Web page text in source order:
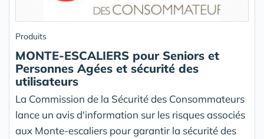
Produits
MONTE-ESCALIERS pour Seniors et
Personnes Agées et sécurité des
utilisateurs
La Commission de la Sécurité des Consommateurs
lance un avis d'information sur les risques associés
aux Monte-escaliers pour garantir la sécurité des